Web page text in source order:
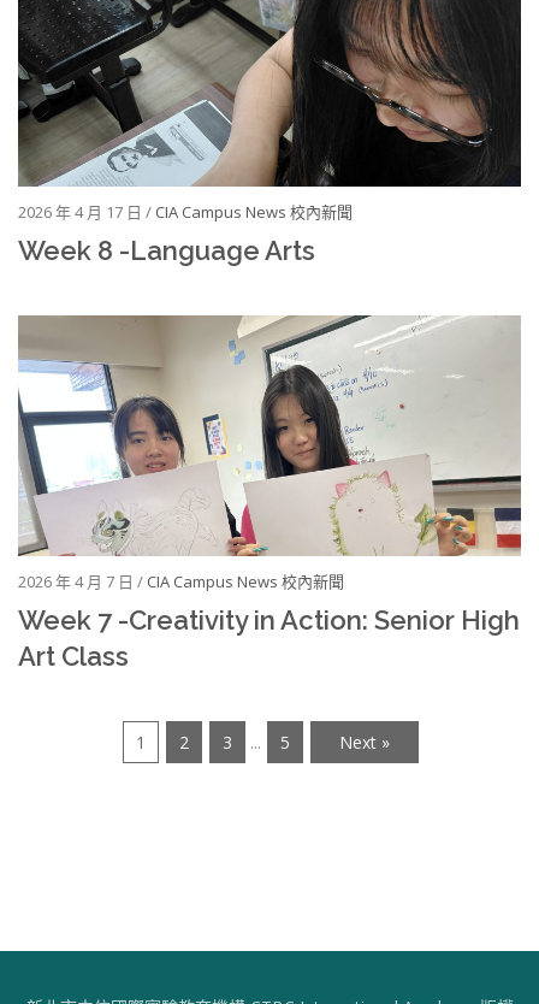
2026 年 4 月 17 日 / CIA Campus News 校內新聞
Week 8 -Language Arts
2026 年 4 月 7 日 / CIA Campus News 校內新聞
Week 7 -Creativity in Action: Senior High
Art Class
1 2 3 ... 5 Next »